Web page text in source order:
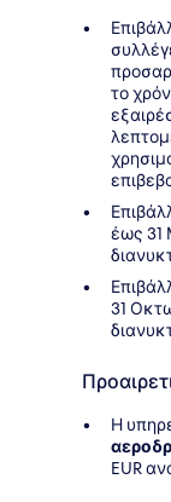
το
έως 31
31
Η
EUR